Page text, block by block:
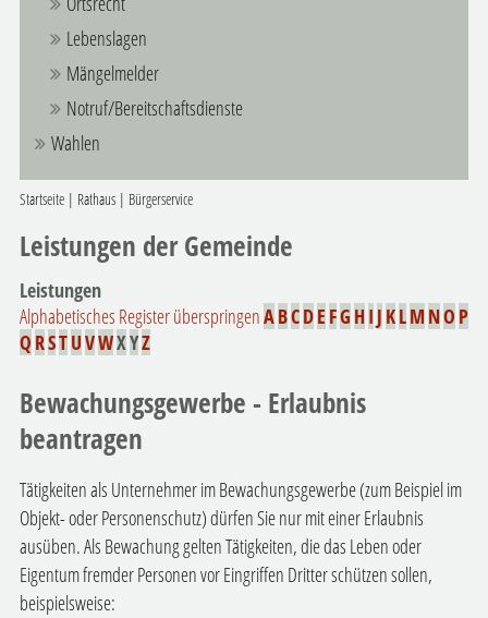
Lebenslagen
Mängelmelder
Notruf/Bereitschaftsdienste
Wahlen
Startseite| Rathaus| Bürgerservice
Leistungen der Gemeinde
Leistungen
Alphabetisches Register überspringenABCDE FG H I J KLM NO P
Q RSTUVWXYZ
Bewachungsgewerbe - Erlaubnis
beantragen
Tätigkeiten als Unternehmer im Bewachungsgewerbe (zum Beispiel im
Objekt- oder Personenschutz) dürfen Sie nur mit einer Erlaubnis
ausüben. Als Bewachung gelten Tätigkeiten, die das Leben oder
Eigentum fremder Personen vor Eingriffen Dritter schützen sollen,
beispielsweise: